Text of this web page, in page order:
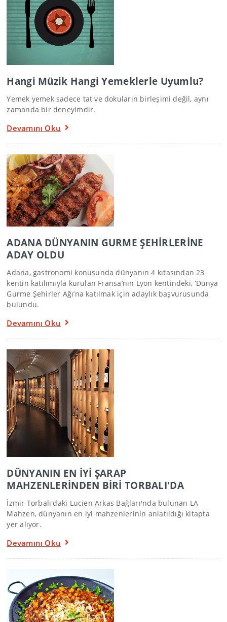
Hangi Müzik Hangi Yemeklerle Uyumlu?
Yemek yemek sadece tat ve dokuların birleşimi değil, aynı
zamanda bir deneyimdir.
Devamını Oku
ADANA DÜNYANIN GURME ŞEHİRLERİNE
ADAY OLDU
Adana, gastronomi konusunda dünyanın 4 kıtasından 23
kentin katılımıyla kurulan Fransa’nın Lyon kentindeki, ‘Dünya
Gurme Şehirler Ağı’na katılmak için adaylık başvurusunda
bulundu.
Devamını Oku
DÜNYANIN EN İYİ ŞARAP
MAHZENLERİNDEN BİRİ TORBALI'DA
İzmir Torbalı'daki Lucien Arkas Bağları'nda bulunan LA
Mahzen, dünyanın en iyi mahzenlerinin anlatıldığı kitapta
yer alıyor.
Devamını Oku